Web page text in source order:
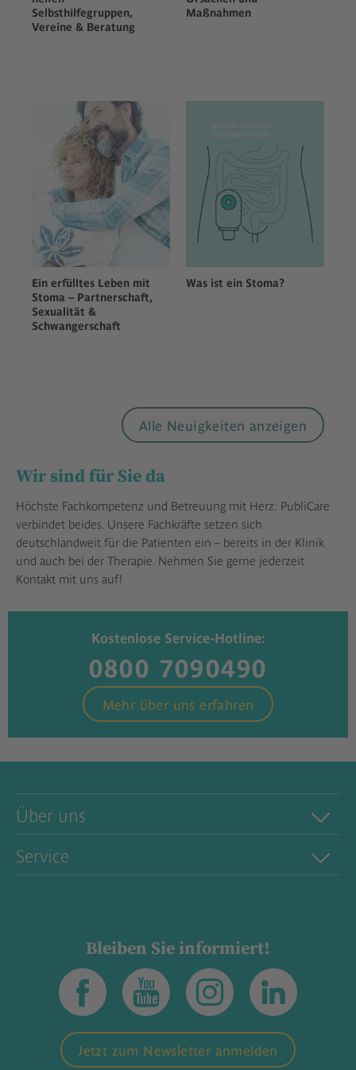
Selbsthilfegruppen,
Vereine & Beratung
Maßnahmen
Ein erfülltes Leben mit
Stoma – Partnerschaft,
Sexualität &
Schwangerschaft
Was ist ein Stoma?
Alle Neuigkeiten anzeigen
Wir sind für Sie da
Höchste Fachkompetenz und Betreuung mit Herz: PubliCare
verbindet beides. Unsere Fachkräfte setzen sich
deutschlandweit für die Patienten ein – bereits in der Klinik
und auch bei der Therapie. Nehmen Sie gerne jederzeit
Kontakt mit uns auf!
Kostenlose Service-Hotline:
0800 7090490
Mehr über uns erfahren
Über uns
Service
Bleiben Sie informiert!
Jetzt zum Newsletter anmelden